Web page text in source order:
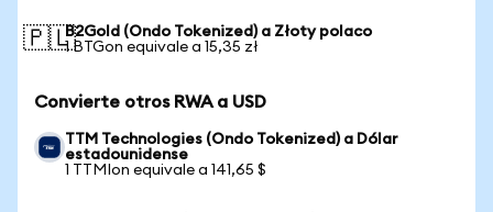
🇵🇱B2Gold (Ondo Tokenized) a Złoty polaco
1 BTGon equivale a 15,35 zł
Convierte otros RWA a USD
TTM Technologies (Ondo Tokenized) a Dólar
estadounidense
1 TTMIon equivale a 141,65 $